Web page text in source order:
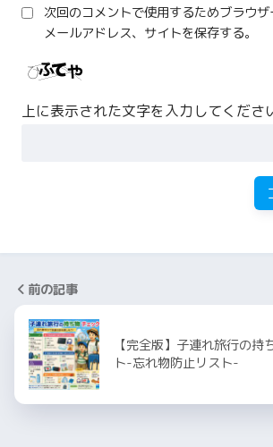
次回のコメントで使用するためブラウザ
メールアドレス、サイトを保存する。
上に表示された文字を入力してくださ
前の記事
【完全版】子連れ旅行の持
ト-忘れ物防止リスト-